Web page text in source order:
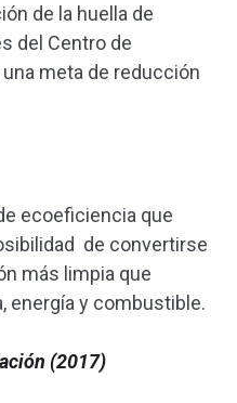
de la huella de
del Centro de
meta de reducción
ecoeficiencia que
de convertirse
más limpia que
energía y combustible.
(2017)